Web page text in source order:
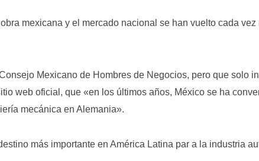
mexicana y el mercado nacional se han vuelto cada
Mexicano de Hombres de Negocios, pero que solo
web oficial, que «en los últimos años, México se ha
mecánica en Alemania».
más importante en América Latina par a la industria